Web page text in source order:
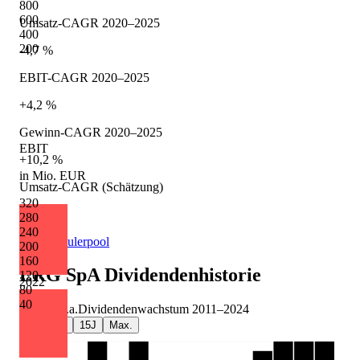
800
600
400
200
2022
EBIT
in Mio. EUR
320
280
240
200
160
120
80
40
Umsatz-CAGR 2020–2025
-4,7 %
EBIT-CAGR 2020–2025
+4,2 %
Gewinn-CAGR 2020–2025
+10,2 %
Umsatz-CAGR (Schätzung)
+3,2 %
Quelle: Eulerpool
ERG SpADividendenhistorie
+7,3 % p.a.Dividendenwachstum 2011–2024
15J Max.